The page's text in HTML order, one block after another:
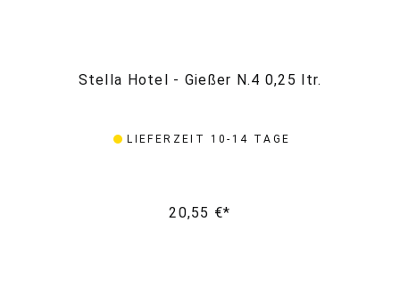
Stella Hotel - Gießer N.4 0,25 ltr.
LIEFERZEIT 10-14 TAGE
20,55 €*